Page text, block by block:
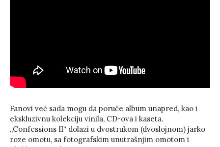
Fanovi već sada mogu da poruče album unapred, kao i
ekskluzivnu kolekciju vinila, CD-ova i kaseta.
„Confessions II“ dolazi u dvostrukom (dvoslojnom) jarko
roze omotu, sa fotografskim unutrašnjim omotom i